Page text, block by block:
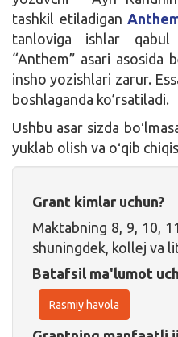
tashkil etiladigan
tanloviga ishlar qabul
“Anthem” asari asosida
insho yozishlari zarur.
boshlaganda ko’rsatiladi.
Ushbu asar sizda
yuklab olish va oʻqib
Grant kimlar uchun?
Maktabning 8, 9, 10,
shuningdek, kollej va
Batafsil ma'lumot
Rasmiy havola